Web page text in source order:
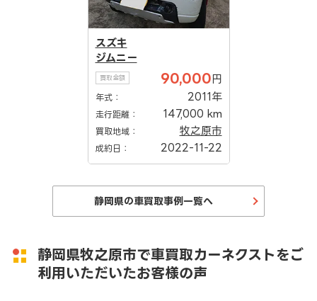
スズキ
ジムニー
買取金額 90,000 円
年式： 2011年
走行距離： 147,000 km
買取地域： 牧之原市
成約日： 2022-11-22
静岡県の車買取事例一覧へ
静岡県牧之原市で車買取カーネクストをご
利用いただいたお客様の声